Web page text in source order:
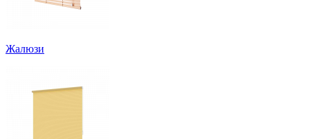
Жалюзи